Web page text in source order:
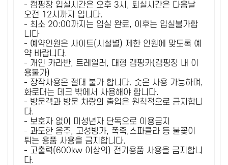
- 캠핑장 입실시간은 오후 3시, 퇴실시간은 다음날
오전 12시까지 입니다.
- 최소 20:00까지는 입실 완료, 이후는 입실불가합
니다
- 예약인원은 사이트(시설별) 제한 인원에 맞도록 예
약 바랍니다.
- 개인 카라반, 트레일러, 대형 캠핑카(캠핑장 내 이
용불가)
- 장작사용은 절대 불가 합니다. 숯은 사용 가능하며,
화로대는 데크 밖에서 사용해야 합니다.
- 방문객과 방문 차량의 출입은 원칙적으로 금지합니
다.
- 보호자 없이 미성년자 단독으로 이용금지
- 과도한 음주, 고성방가, 폭죽,스파클라 등 불꽃이
튀는 용품 사용을 금지합니다.
- 고출력(600kw 이상의) 전기용품 사용을 금지합니
다.